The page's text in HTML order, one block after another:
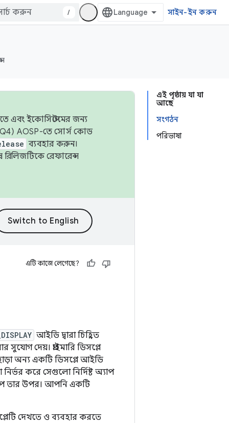
/ সাইন-ইন করুন
এই পৃষ্ঠায় যা যা
আছে
সংগঠন
পরিভাষা
এবং ইকোসিস্টেমের জন্য
Q4) AOSP-তে সোর্স কোড
ব্যবহার করুন।
রিলিজটিকে রেফারেন্স
এটি কাজে লেগেছে?
আইডি দ্বারা চিহ্নিত
দেয়। প্রাইমারি ডিসপ্লে
অন্য একটি ডিসপ্লে আইডি
করে সেগুলো নির্দিষ্ট অ্যাপ
তার উপর। আপনি একটি
দেখতে ও ব্যবহার করতে